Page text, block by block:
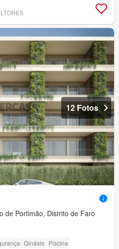
12 Fotos
de Portimão, Distrito de Faro
Ginásio Piscina